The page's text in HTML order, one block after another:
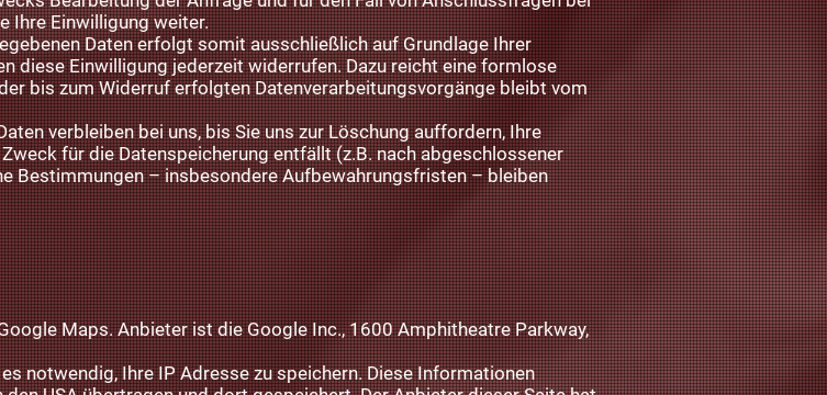
Ihre Einwilligung weiter.
Daten erfolgt somit ausschließlich auf Grundlage Ihrer
diese Einwilligung jederzeit widerrufen. Dazu reicht eine formlose
bis zum Widerruf erfolgten Datenverarbeitungsvorgänge bleibt vom
verbleiben bei uns, bis Sie uns zur Löschung auffordern, Ihre
für die Datenspeicherung entfällt (z.B. nach abgeschlossener
Bestimmungen – insbesondere Aufbewahrungsfristen – bleiben
Maps. Anbieter ist die Google Inc., 1600 Amphitheatre Parkway,
notwendig, Ihre IP Adresse zu speichern. Diese Informationen